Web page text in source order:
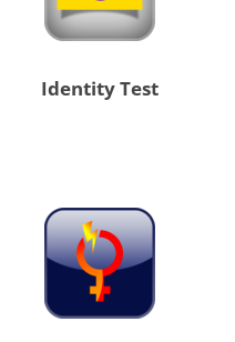
Identity Test